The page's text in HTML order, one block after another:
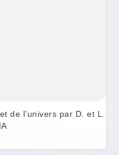
de l’univers par D. et L.